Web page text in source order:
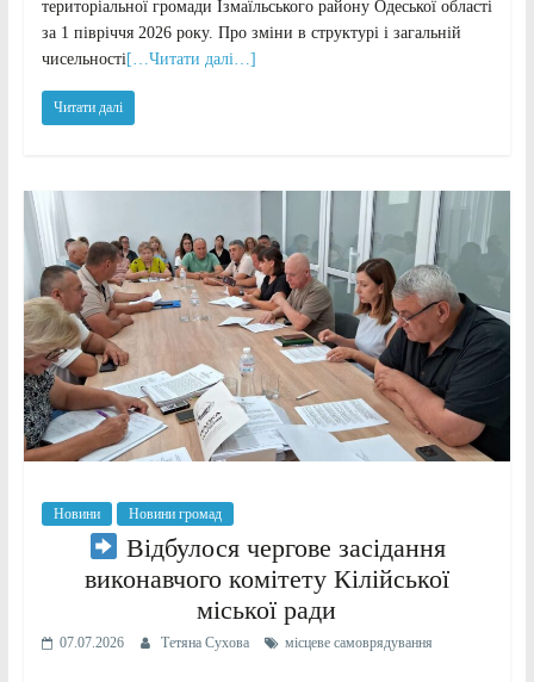
територіальної громади Ізмаїльського району Одеської області
за 1 півріччя 2026 року. Про зміни в структурі і загальній
чисельності […Читати далі…]
Читати далі
Новини Новини громад
Відбулося чергове засідання
виконавчого комітету Кілійської
міської ради
07.07.2026 Тетяна Сухова місцеве самоврядування